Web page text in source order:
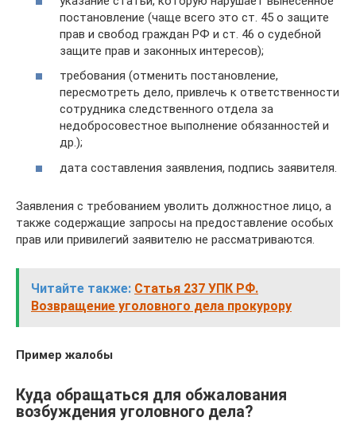
постановление (чаще всего это ст. 45 о защите
прав и свобод граждан РФ и ст. 46 о судебной
защите прав и законных интересов);
требования (отменить постановление,
пересмотреть дело, привлечь к ответственности
сотрудника следственного отдела за
недобросовестное выполнение обязанностей и
др.);
дата составления заявления, подпись заявителя.
Заявления с требованием уволить должностное лицо, а
также содержащие запросы на предоставление особых
прав или привилегий заявителю не рассматриваются.
Читайте также: Статья 237 УПК РФ.
Возвращение уголовного дела прокурору
Пример жалобы
Куда обращаться для обжалования
возбуждения уголовного дела?